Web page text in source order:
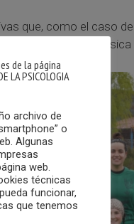
que, como el caso
como actividad
de la página
LA PSICOLOGIA
archivo de
o
Algunas
web.
técnicas
funcionar,
que tenemos